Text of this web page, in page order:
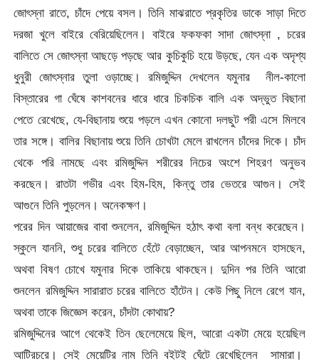
জোৎস্না রাতে, চাঁদে পেয়ে বসল। তিনি মাঝরাতে প্রকৃতির ডাকে সাড়া দিতে
দরজা খুলে বাইরে বেরিয়েছিলেন। বাইরে ফকফকা সাদা জোৎস্না , চরের
বালিতে সে জোৎস্না আছড়ে পড়ছে আর কুচিকুচি হয়ে উড়ছে, যেন এক অদৃশ্য
ধুনুরী জোৎস্নার তুলা ওড়াচ্ছে। রমিজুদ্দিন দেখলেন যমুনার নীল-কালো
বিস্তারের গা ঘেঁষে কাশবনের ধারে ধারে চিকচিক বালি এক অদ্ভুত বিছানা
পেতে রেখেছে, যে-বিছানায় শুয়ে পড়লে এখন কোনো দলছুট পরী এসে মিলবে
তার সঙ্গে। বালির বিছানায় শুয়ে তিনি চোখটা মেলে রাখলেন চাঁদের দিকে। চাঁদ
থেকে পরি নামছে এবং রমিজুদ্দিন শরীরের নিচের অংশে শিহরণ অনুভব
করছেন। রাতটা গভীর এবং হিম-হিম, কিন্তু তার ভেতরে আগুন। সেই
আগুনে তিনি পুড়লেন। অনেকক্ষণ।
পরের দিন আয়াজের বাবা শুনলেন, রমিজুদ্দিন হঠাৎ কথা বলা বন্ধ করেছেন।
স্কুলে যাননি, শুধু চরের বালিতে হেঁটে বেড়াচ্ছেন, আর আপনমনে হাসছেন,
অথবা বিষণ চোখে যমুনার দিকে তাকিয়ে থাকছেন। দুদিন পর তিনি আরো
শুনলেন রমিজুদ্দিন সারারাত চরের বালিতে হাঁটেন। কেউ পিছু নিলে রেগে যান,
অথবা তাকে জিজ্ঞেস করেন, চাঁদটা কোথায়?
রমিজুদ্দিনের আগে থেকেই তিন ছেলেমেয়ে ছিল, আরো একটা মেয়ে হয়েছিল
আটিরচরে। সেই মেয়েটির নাম তিনি বইটই ঘেঁটে রেখেছিলেন সামারা।